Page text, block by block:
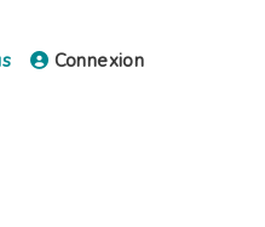
Connexion